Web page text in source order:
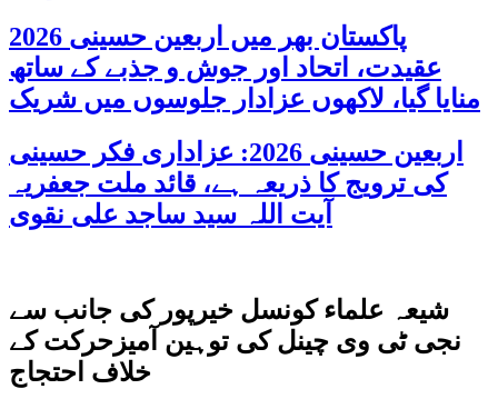
پاکستان بھر میں اربعین حسینی 2026
عقیدت، اتحاد اور جوش و جذبے کے ساتھ
منایا گیا، لاکھوں عزادار جلوسوں میں شریک
اربعین حسینی 2026: عزاداری فکر حسینی
کی ترویج کا ذریعہ ہے، قائد ملت جعفریہ
آیت اللہ سید ساجد علی نقوی
شیعہ علماء کونسل خیرپور کی جانب سے
نجی ٹی وی چینل کی توہین آمیزحرکت کے
خلاف احتجاج